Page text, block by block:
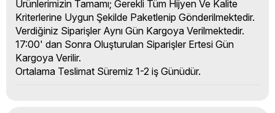
Ürünlerimizin Tamamı; Gerekli Tüm Hijyen Ve Kalite
Kriterlerine Uygun Şekilde Paketlenip Gönderilmektedir.
Verdiğiniz Siparişler Aynı Gün Kargoya Verilmektedir.
17:00' dan Sonra Oluşturulan Siparişler Ertesi Gün
Kargoya Verilir.
Ortalama Teslimat Süremiz 1-2 iş Günüdür.